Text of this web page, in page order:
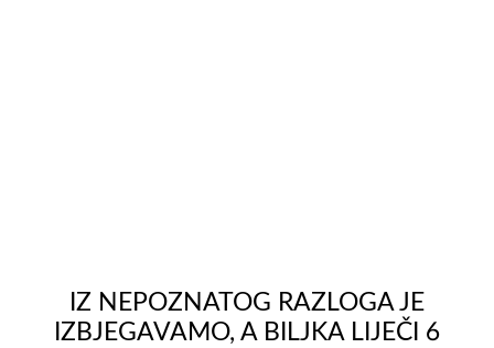
IZ NEPOZNATOG RAZLOGA JE
IZBJEGAVAMO, A BILJKA LIJEČI 6